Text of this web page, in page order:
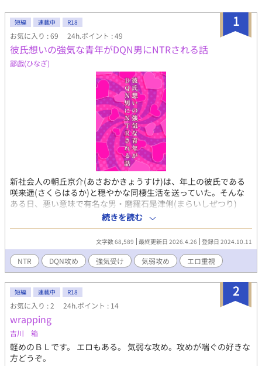
1
短編 連載中 R18
お気に入り : 69 24h.ポイント : 49
彼氏想いの強気な青年がDQN男にNTRされる話
鄙戯(ひなぎ)
新社会人の朝丘京介(あさおかきょうすけ)は、年上の彼氏である
咲来遥(さくらはるか)と穏やかな同棲生活を送っていた。そんな
ある日、悪い意味で有名な男・磨羅石是津俐(まらいしぜつり)
に、遥は難癖をつけられて暴力を振るわれてしまう。 その数日
後、京介は見知らぬ女性が磨羅石に無理やりホテルに連れ込まれ
そうになっているのを目撃する。正義感の強い京介は女性を助け
るが、今度は彼自身が磨羅石に狙われてしまい……。 【全4章】
※俺様系DQNチャラ男×彼氏がいる強気な青年のCP中心です。 ※
気弱な彼氏(攻め)との絡みやモブ攻めもあります。 ※かなり下品
な内容になっているのでご注意ください。 ※pixivにも公開してい
ます。 ※補足：去年(2025年)の8月のカレンダーを参考に、京介
の会社のお盆休みを設定しています。京介の会社は超ホワイト企
業(この辺もフィクション)だと思っていただけると幸いです(デー
ト編のラストと、旅行・決着編の話です)。 【登場人物の簡易プロ
フ】 ・朝丘京介(あさおかきょうすけ) 強気で男前な受け。 新社会
人(23歳)の青年。 179cmの細マッチョ。茶髪。 二歳年上の彼氏
(遥)がいる。 遥の事が大好きで、彼を守るためなら何だってす
続きを読む
文字数 68,589 最終更新日 2026.4.26 登録日 2024.10.11
NTR DQN攻め 強気受け 気弱攻め エロ重視
2
短編 連載中 R18
お気に入り : 2 24h.ポイント : 14
wrapping
吉川 箱
軽めのＢＬです。 エロもある。 気弱な攻め。攻めが喘ぐの好きな
方どうぞ。